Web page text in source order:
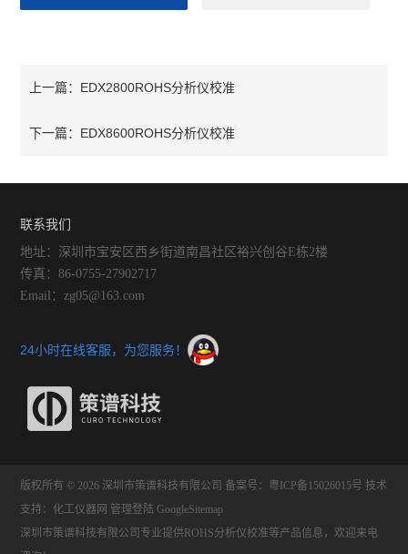
上一篇： EDX2800ROHS分析仪校准
下一篇： EDX8600ROHS分析仪校准
联系我们
地址：深圳市宝安区西乡街道南昌社区裕兴创谷E栋2楼
传真：86-0755-27902717
Email：zg05@163.com
24小时在线客服，为您服务！
版权所有 © 2026 深圳市策谱科技有限公司 备案号：粤ICP备15026015号 技术
支持： 化工仪器网 管理登陆 GoogleSitemap
深圳市策谱科技有限公司专业提供ROHS分析仪校准等产品信息，欢迎来电